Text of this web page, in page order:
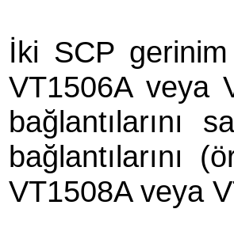
İki SCP
VT1506A veya
bağlantılarını
bağlantılarını
VT1508A veya